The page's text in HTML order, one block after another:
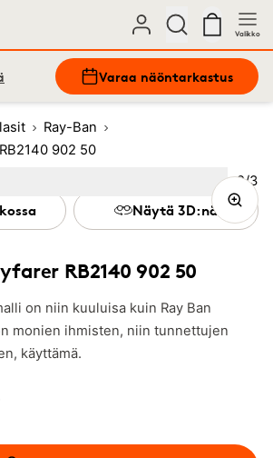
Valikko
Varaa näöntarkastus
Ray-Ban
902 50
RB2140 902 50
on niin kuuluisa kuin Ray Ban
monien ihmisten, niin tunnettujen
käyttämä.
Näytä 3D:nä
Kuva
2/3
3